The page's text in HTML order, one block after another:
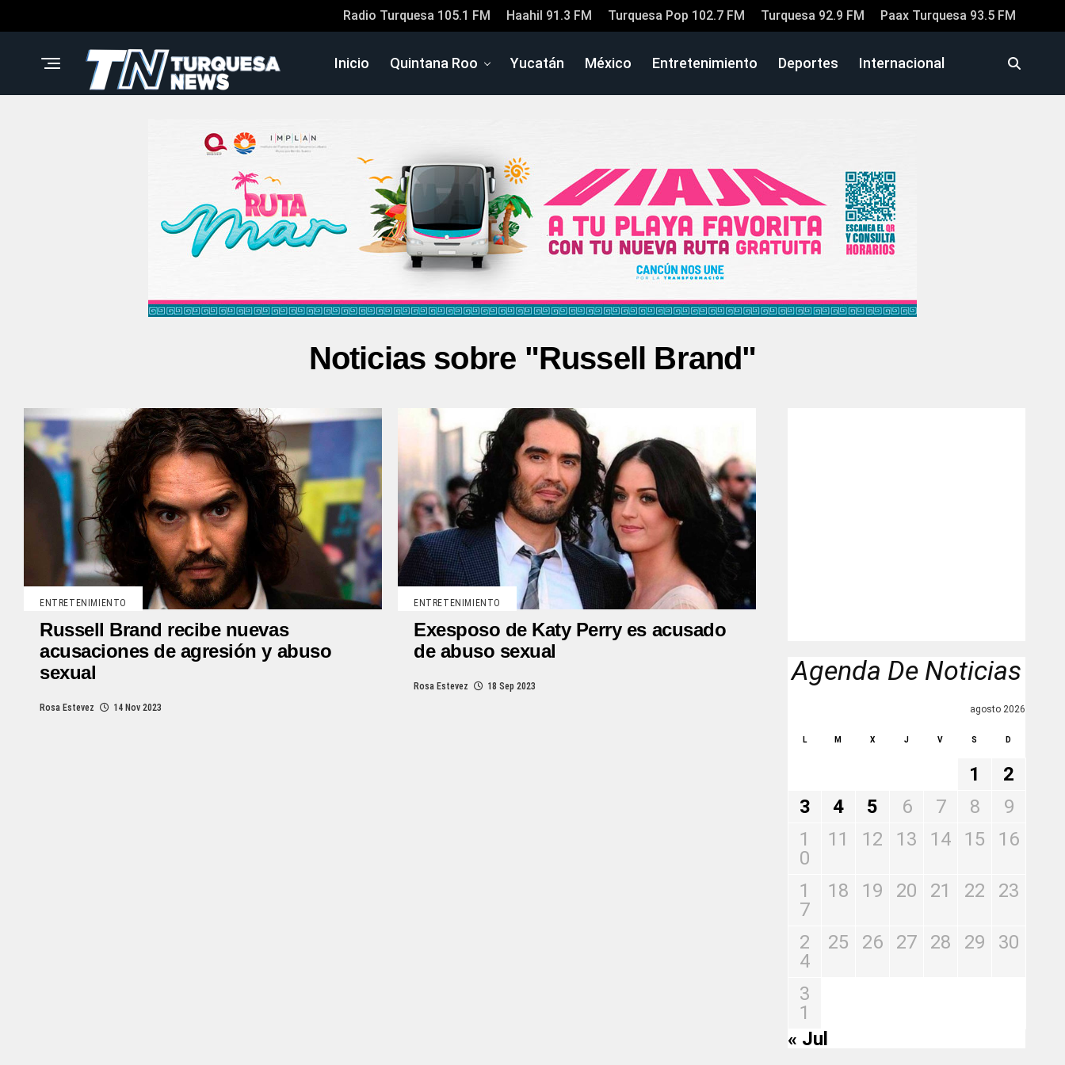
Radio Turquesa 105.1 FM Haahil 91.3 FM Turquesa Pop 102.7 FM Turquesa 92.9 FM Paax Turquesa 93.5 FM
Inicio Quintana Roo Yucatán México Entretenimiento Deportes Internacional
Noticias sobre "Russell Brand"
ENTRETENIMIENTO
Russell Brand recibe nuevas
acusaciones de agresión y abuso
sexual
Rosa Estevez 14 Nov 2023
ENTRETENIMIENTO
Exesposo de Katy Perry es acusado
de abuso sexual
Rosa Estevez 18 Sep 2023 Agenda De Noticias
agosto 2026
L M X J V S D
1
2
3
4 5 6 7 8
9
1
0
11 12 13 14 15 16
1
7
18 19 20 21 22 23
2
4
25 26 27 28 29 30
3
1
« Jul